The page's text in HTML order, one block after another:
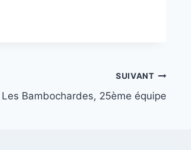
SUIVANT
Les Bambochardes, 25ème équipe